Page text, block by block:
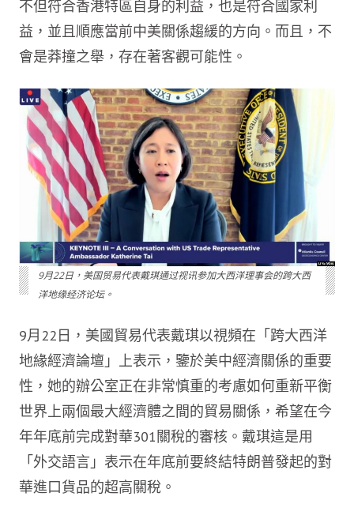
不但符合香港特區自身的利益，也是符合國家利
益，並且順應當前中美關係趨緩的方向。而且，不
會是莽撞之舉，存在著客觀可能性。
9月22日，美国贸易代表戴琪通过视讯参加大西洋理事会的跨大西
洋地缘经济论坛。
9月22日，美國貿易代表戴琪以視頻在「跨大西洋
地緣經濟論壇」上表示，鑒於美中經濟關係的重要
性，她的辦公室正在非常慎重的考慮如何重新平衡
世界上兩個最大經濟體之間的貿易關係，希望在今
年年底前完成對華301關稅的審核。戴琪這是用
「外交語言」表示在年底前要終結特朗普發起的對
華進口貨品的超高關稅。